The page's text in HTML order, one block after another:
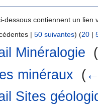
dessous contiennent un lien
| 50 suivantes) (20 |
Minéralogie (
minéraux
(
Sites